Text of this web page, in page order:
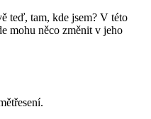
teď, tam, kde jsem? V této
mohu něco změnit v jeho